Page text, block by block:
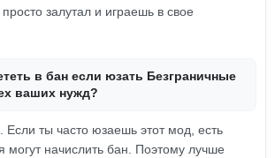
залутал и играешь в свое
в бан если юзать Безграничные
ваших нужд?
ты часто юзаешь этот мод, есть
могут начислить бан. Поэтому лучше